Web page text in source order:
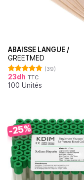
ABAISSE LANGUE /
GREETMED
Note4.79
sur 5
(39)
23dh TTC
100 Unités
-25%